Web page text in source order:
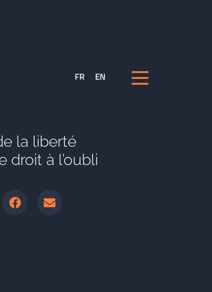
FR EN
la liberté
droit à l’oubli